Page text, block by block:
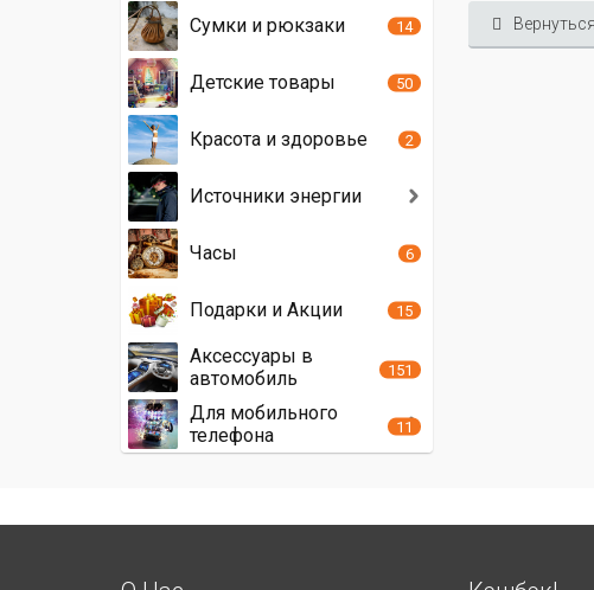
Сумки и рюкзаки 14
Детские товары 50
Красота и здоровье 2
Источники энергии
Часы 6
Подарки и Акции 15
Аксессуары в
автомобиль
151
Для мобильного
телефона
11